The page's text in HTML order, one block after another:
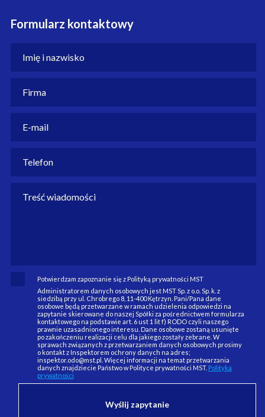
Formularz kontaktowy
Potwierdzam zapoznanie się z Polityką prywatności MST
Administratorem danych osobowych jest MST Sp. z o.o. Sp. k. z
siedzibą przy ul. Chrobrego 8, 11-400 Kętrzyn. Pani/Pana dane
osobowe będą przetwarzane w ramach udzielenia odpowiedzi na
zapytanie skierowane do naszej Spółki za pośrednictwem formularza
kontaktowego na podstawie art. 6 ust 1 lit f) RODO czyli naszego
prawnie uzasadnionego interesu. Dane osobowe zostaną usunięte
po zakończeniu realizacji celu dla jakiego zostały zebrane. W
sprawach związanych z przetwarzaniem danych osobowych prosimy
o kontakt z Inspektorem ochrony danych na adres;
inspektor.odo@mst.pl. Więcej informacji na temat przetwarzania
danych znajdziecie Państwo w Polityce prywatności MST. Polityka
prywatności